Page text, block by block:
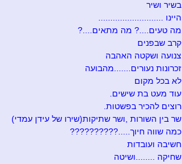
בשיר ושיר
היינו ...........................
מה טעים....? מה מתאים....?
קרב שבפנים
צנועה ושקטה האהבה
זכרונות נעורים.......מהבועה
לא בכל מקום
עוד מעט בת שישים.
רוצים להכיר בפשטות.
שר בין השורות ,ושר שתיקות(שירו של עידן עמדי)
כמה שווה חיוך.....??????????
חשיבה ועובדות
שחיקה ........ושיטה